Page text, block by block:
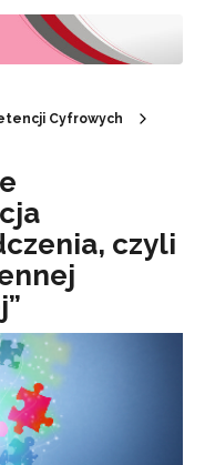
Cyfrowych
czyli